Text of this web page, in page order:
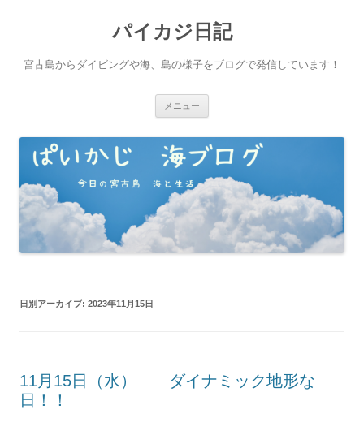
パイカジ日記
宮古島からダイビングや海、島の様子をブログで発信しています！
メニュー
ツ
へ
ス
キ
ッ
プ
日別アーカイブ: 2023年11月15日
11月15日（水） ダイナミック地形な
日！！